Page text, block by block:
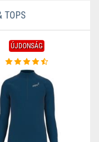
TOPS
ÚJDONSÁG